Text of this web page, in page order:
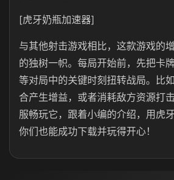
[虎牙奶瓶加速器]
与其他射击游戏相比，这款游戏的
的独树一帜。每局开始前，先把卡
等对局中的关键时刻扭转战局。比
合产生增益，或者消耗敌方资源打
服畅玩它，跟着小编的介绍，用虎
你们也能成功下载并玩得开心！